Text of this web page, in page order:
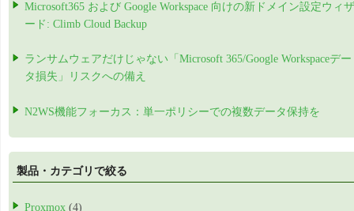
Microsoft365 および Google Workspace 向けの新ドメイン設定ウィザ
ード: Climb Cloud Backup
ランサムウェアだけじゃない「Microsoft 365/Google Workspaceデー
タ損失」リスクへの備え
N2WS機能フォーカス：単一ポリシーでの複数データ保持を
製品・カテゴリで絞る
Proxmox (4)